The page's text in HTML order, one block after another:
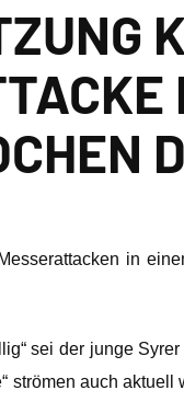
in
sei der junge
strömen auch aktuell